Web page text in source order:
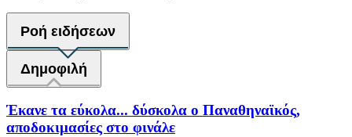
Ροή ειδήσεων
Δημοφιλή
Έκανε τα εύκολα... δύσκολα ο Παναθηναϊκός,
αποδοκιμασίες στο φινάλε